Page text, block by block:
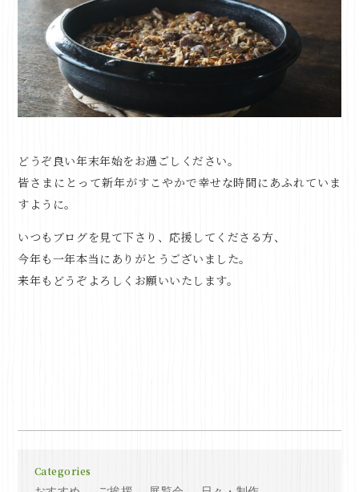
どうぞ良い年末年始をお過ごしください。
皆さまにとって新年がすこやかで幸せな時間にあふれていま
すように。
いつもブログを見て下さり、応援してくださる方、
今年も一年本当にありがとうございました。
来年もどうぞよろしくお願いいたします。
Categories